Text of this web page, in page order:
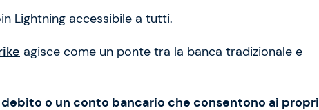
Lightning accessibile a tutti.
agisce come un ponte tra la banca tradizionale e
o un conto bancario che consentono ai propri